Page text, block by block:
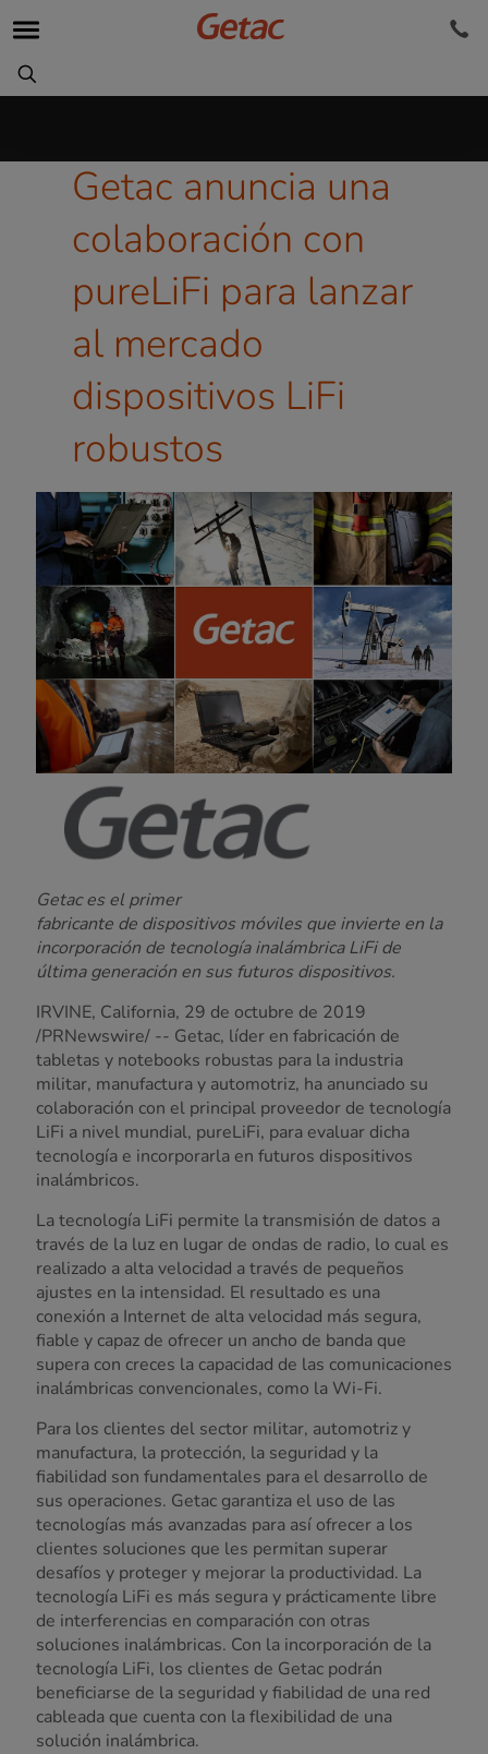
Getac anuncia una
colaboración con
pureLiFi para lanzar
al mercado
dispositivos LiFi
robustos
Getac es el primer
fabricante de dispositivos móviles que invierte en la
incorporación de tecnología inalámbrica LiFi de
última generación en sus futuros dispositivos.
IRVINE, California, 29 de octubre de 2019
/PRNewswire/ -- Getac, líder en fabricación de
tabletas y notebooks robustas para la industria
militar, manufactura y automotriz, ha anunciado su
colaboración con el principal proveedor de tecnología
LiFi a nivel mundial, pureLiFi, para evaluar dicha
tecnología e incorporarla en futuros dispositivos
inalámbricos.
La tecnología LiFi permite la transmisión de datos a
través de la luz en lugar de ondas de radio, lo cual es
realizado a alta velocidad a través de pequeños
ajustes en la intensidad. El resultado es una
conexión a Internet de alta velocidad más segura,
fiable y capaz de ofrecer un ancho de banda que
supera con creces la capacidad de las comunicaciones
inalámbricas convencionales, como la Wi-Fi.
Para los clientes del sector militar, automotriz y
manufactura, la protección, la seguridad y la
fiabilidad son fundamentales para el desarrollo de
sus operaciones. Getac garantiza el uso de las
tecnologías más avanzadas para así ofrecer a los
clientes soluciones que les permitan superar
desafíos y proteger y mejorar la productividad. La
tecnología LiFi es más segura y prácticamente libre
de interferencias en comparación con otras
soluciones inalámbricas. Con la incorporación de la
tecnología LiFi, los clientes de Getac podrán
beneficiarse de la seguridad y fiabilidad de una red
cableada que cuenta con la flexibilidad de una
solución inalámbrica.